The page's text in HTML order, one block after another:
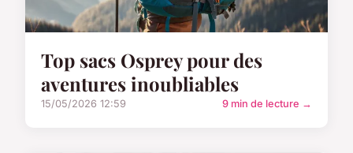
Top sacs Osprey pour des
aventures inoubliables
15/05/2026 12:59 9 min de lecture →